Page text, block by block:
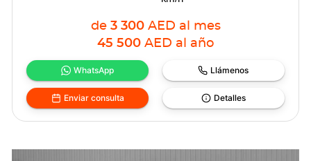
de 3 300 AED al mes
45 500 AED al año
WhatsApp Llámenos
Enviar consulta Detalles